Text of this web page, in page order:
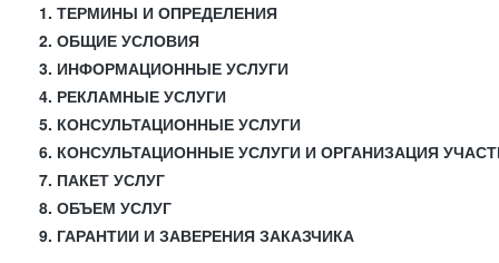
1. ТЕРМИНЫ И ОПРЕДЕЛЕНИЯ
2. ОБЩИЕ УСЛОВИЯ
3. ИНФОРМАЦИОННЫЕ УСЛУГИ
4. РЕКЛАМНЫЕ УСЛУГИ
5. КОНСУЛЬТАЦИОННЫЕ УСЛУГИ
6. КОНСУЛЬТАЦИОННЫЕ УСЛУГИ И ОРГАНИЗАЦИЯ
7. ПАКЕТ УСЛУГ
8. ОБЪЕМ УСЛУГ
9. ГАРАНТИИ И ЗАВЕРЕНИЯ ЗАКАЗЧИКА